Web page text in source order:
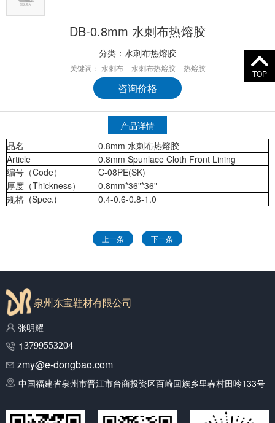
DB-0.8mm 水刺布热熔胶
分类： 水刺布热熔胶
关键词： 水刺布 水刺布热熔胶 热熔胶
咨询价格
产品详情
品名
0.8mm 水刺布热熔胶
Article
0.8mm Spunlace Cloth Front Lining
编号（Code）
C-08PE(SK)
厚度（Thickness）
0.8mm*36"*36"
规格 (Spec.)
0.4-0.6-0.8-1.0
上一条 下一条
泉州东宝鞋材有限公司
张明耀
13799553204
zmy@e-dongbao.com
中国福建省泉州市晋江市台商投资区百崎回族乡里春村田呤133号
TOP